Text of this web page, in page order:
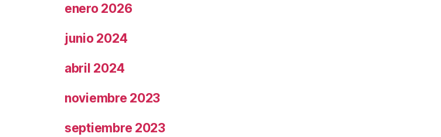
enero 2026
junio 2024
abril 2024
noviembre 2023
septiembre 2023